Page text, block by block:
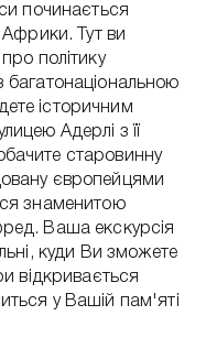
починається
Африки. Тут ви
політику
багатонаціональною
історичним
Адерлі з її
старовинну
європейцями
знаменитою
Ваша екскурсія
куди Ви зможете
відкривається
у Вашій пам'яті